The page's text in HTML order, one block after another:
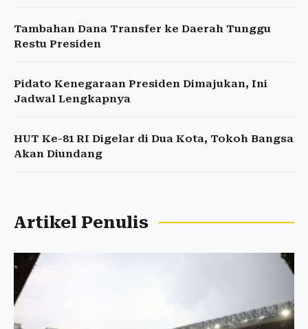
Tambahan Dana Transfer ke Daerah Tunggu
Restu Presiden
Pidato Kenegaraan Presiden Dimajukan, Ini
Jadwal Lengkapnya
HUT Ke-81 RI Digelar di Dua Kota, Tokoh Bangsa
Akan Diundang
Artikel Penulis